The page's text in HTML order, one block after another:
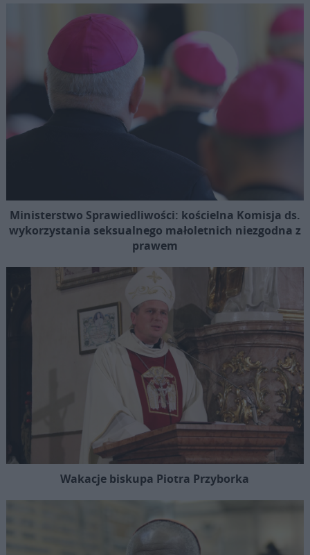
Ministerstwo Sprawiedliwości: kościelna Komisja ds.
wykorzystania seksualnego małoletnich niezgodna z
prawem
Wakacje biskupa Piotra Przyborka